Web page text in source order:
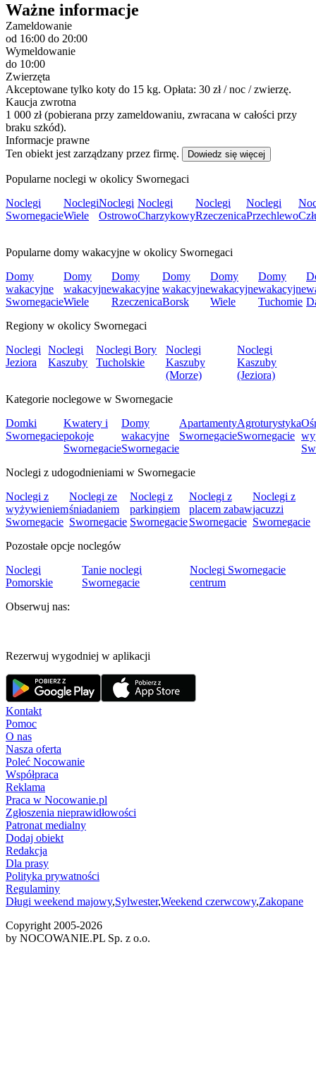
Ważne informacje
Zameldowanie
od 16:00 do 20:00
Wymeldowanie
do 10:00
Zwierzęta
Akceptowane tylko koty do 15 kg. Opłata: 30 zł / noc / zwierzę.
Kaucja zwrotna
1 000 zł (pobierana przy zameldowaniu, zwracana w całości przy
braku szkód).
Informacje prawne
Ten obiekt jest zarządzany przez firmę.
Dowiedz się więcej
Popularne noclegi w okolicy Swornegaci
Noclegi
Swornegacie
Noclegi
Wiele
Noclegi
Ostrowo
Noclegi
Charzykowy
Noclegi
Rzeczenica
Noclegi
Przechlewo
Popularne domy wakacyjne w okolicy Swornegaci
Domy
wakacyjne
Swornegacie
Domy
wakacyjne
Wiele
Domy
wakacyjne
Rzeczenica
Domy
wakacyjne
Borsk
Domy
wakacyjne
Wiele
Domy
wakacyjne
Tuchomie
Regiony w okolicy Swornegaci
Noclegi
Jeziora
Noclegi
Kaszuby
Noclegi Bory
Tucholskie
Noclegi
Kaszuby
(Morze)
Noclegi
Kaszuby
(Jeziora)
Kategorie noclegowe w Swornegacie
Domki
Swornegacie
Kwatery i
pokoje
Swornegacie
Domy
wakacyjne
Swornegacie
Apartamenty
Swornegacie
Agroturystyka
Swornegacie
Noclegi z udogodnieniami w Swornegacie
Noclegi z
wyżywieniem
Swornegacie
Noclegi ze
śniadaniem
Swornegacie
Noclegi z
parkingiem
Swornegacie
Noclegi z
placem zabaw
Swornegacie
Noclegi z
jacuzzi
Swornegacie
Pozostałe opcje noclegów
Noclegi
Pomorskie
Tanie noclegi
Swornegacie
Noclegi Swornegacie
centrum
Obserwuj nas:
Rezerwuj wygodniej w aplikacji
Kontakt
Pomoc
O nas
Nasza oferta
Poleć Nocowanie
Współpraca
Reklama
Praca w Nocowanie.pl
Zgłoszenia nieprawidłowości
Patronat medialny
Dodaj obiekt
Redakcja
Dla prasy
Polityka prywatności
Regulaminy
Długi weekend majowy,Sylwester,Weekend czerwcowy,Zakopane
Copyright 2005-2026
by NOCOWANIE.PL Sp. z o.o.